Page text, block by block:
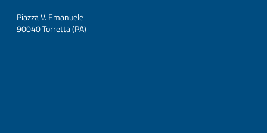
Piazza V. Emanuele
90040 Torretta (PA)